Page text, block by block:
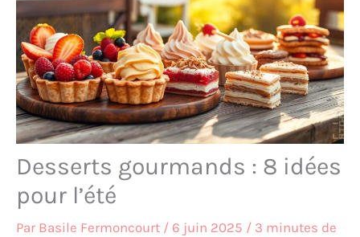
Desserts gourmands : 8 idées
pour l’été
Par Basile Fermoncourt / 6 juin 2025 / 3 minutes de